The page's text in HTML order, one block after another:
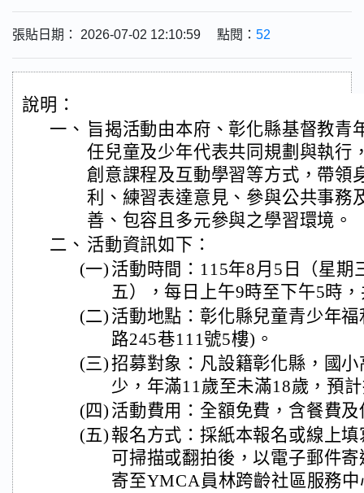
張貼日期： 2026-07-02 12:10:59 點閱： 52
說明：
一、 旨揭活動由本府、彰化縣基督教青
任兒童及少年代表共同規劃與執行
創意課程及互動學習等方式，帶領
利、練習表達意見、參與公共事務
善、包容且多元參與之學習環境。
二、 活動資訊如下：
(一) 活動時間：115年8月5日（星期
五），每日上午9時至下午5時
(二) 活動地點：彰化縣兒童青少年
路245巷111號5樓)。
(三)招募對象：凡設籍彰化縣，國
少，年滿11歲至未滿18歲，預
(四) 活動費用：全額免費，含餐費及
(五) 報名方式：採紙本報名或線上
可掃描或翻拍後，以電子郵件
寄至YMCA員林跨齡社區服務